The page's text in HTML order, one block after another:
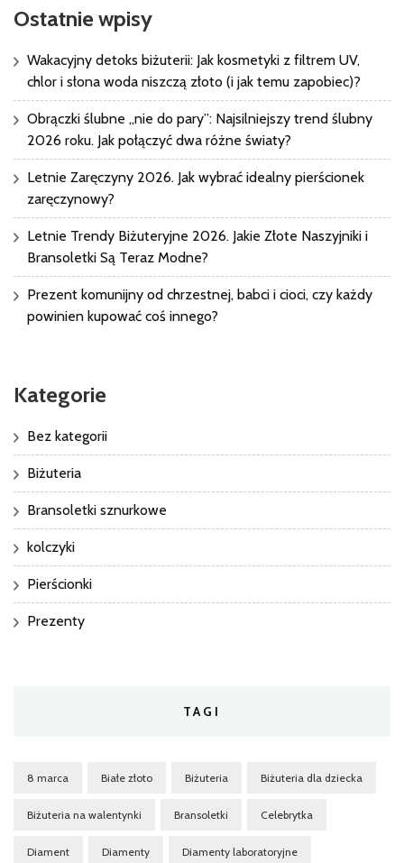
Ostatnie wpisy
Wakacyjny detoks biżuterii: Jak kosmetyki z filtrem UV,
chlor i słona woda niszczą złoto (i jak temu zapobiec)?
Obrączki ślubne „nie do pary”: Najsilniejszy trend ślubny
2026 roku. Jak połączyć dwa różne światy?
Letnie Zaręczyny 2026. Jak wybrać idealny pierścionek
zaręczynowy?
Letnie Trendy Biżuteryjne 2026. Jakie Złote Naszyjniki i
Bransoletki Są Teraz Modne?
Prezent komunijny od chrzestnej, babci i cioci, czy każdy
powinien kupować coś innego?
Kategorie
Bez kategorii
Biżuteria
Bransoletki sznurkowe
kolczyki
Pierścionki
Prezenty
TAGI
8 marca Białe złoto Biżuteria Biżuteria dla dziecka
Biżuteria na walentynki Bransoletki Celebrytka
Diament Diamenty Diamenty laboratoryjne